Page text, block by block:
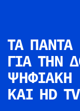
ΤΑ ΠΑΝΤΑ
ΓΙΑ ΤΗΝ
ΨΗΦΙΑΚΗ
ΚΑΙ HD TV